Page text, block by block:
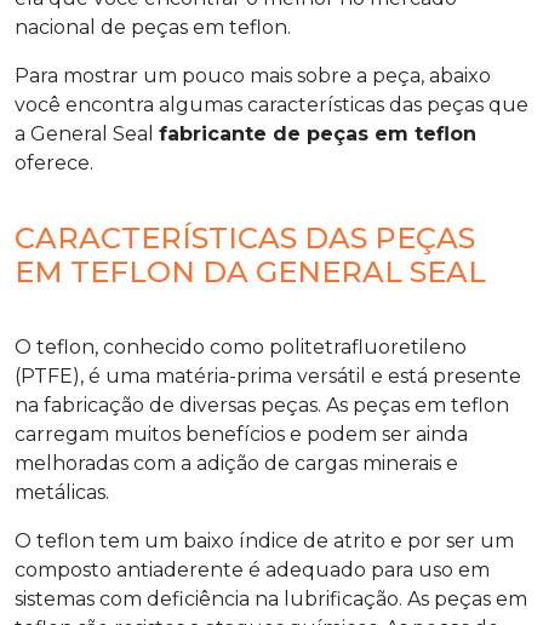
nacional de peças em teflon.
Para mostrar um pouco mais sobre a peça, abaixo
você encontra algumas características das peças que
a General Seal fabricante de peças em teflon
oferece.
CARACTERÍSTICAS DAS PEÇAS
EM TEFLON DA GENERAL SEAL
O teflon, conhecido como politetrafluoretileno
(PTFE), é uma matéria-prima versátil e está presente
na fabricação de diversas peças. As peças em teflon
carregam muitos benefícios e podem ser ainda
melhoradas com a adição de cargas minerais e
metálicas.
O teflon tem um baixo índice de atrito e por ser um
composto antiaderente é adequado para uso em
sistemas com deficiência na lubrificação. As peças em